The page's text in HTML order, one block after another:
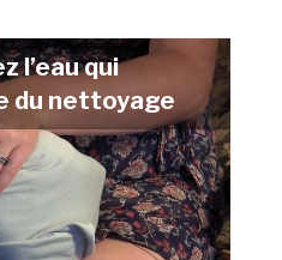
l’eau qui
du nettoyage